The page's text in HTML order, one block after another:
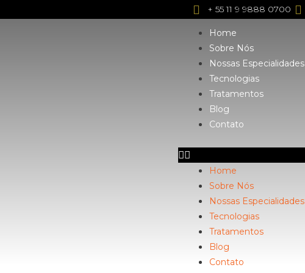
+ 55 11 9 9888 0700
Home
Sobre Nós
Nossas Especialidades
Tecnologias
Tratamentos
Blog
Contato
Home
Sobre Nós
Nossas Especialidades
Tecnologias
Tratamentos
Blog
Contato